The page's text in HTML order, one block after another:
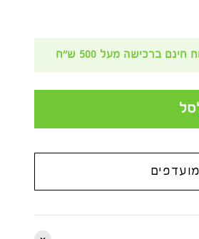
חינם ברכישה מעל 500 ש''ח